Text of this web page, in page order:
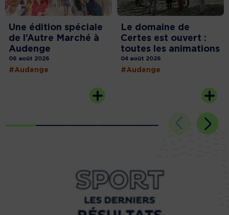
Une édition spéciale
de l’Autre Marché à
Audenge
06 août 2026
#Audenge
Le domaine de
Certes est ouvert :
toutes les animations
04 août 2026
#Audenge